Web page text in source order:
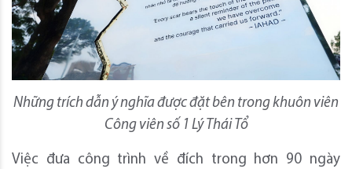
Những trích dẫn ý nghĩa được đặt bên trong khuôn viên
Công viên số 1 Lý Thái Tổ
Việc đưa công trình về đích trong hơn 90 ngày